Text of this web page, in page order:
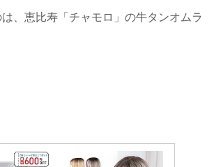
、恵比寿「チャモロ」の牛タンオムラ